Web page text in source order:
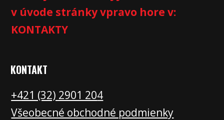
v úvode stránky vpravo hore v:
KONTAKTY
KONTAKT
+421 (32) 2901 204
Všeobecné obchodné podmienky